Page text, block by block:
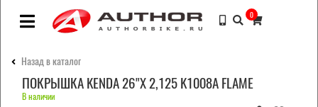
0
Назад в каталог
ПОКРЫШКА KENDA 26"Х 2,125 K1008A FLAME
В наличии